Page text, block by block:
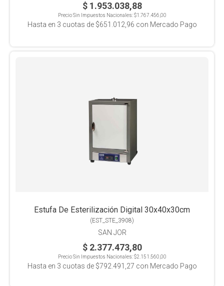
$ 1.953.038,88
Precio Sin Impuestos Nacionales:$1.767.456,00
Hasta en 3 cuotas de $651.012,96 con Mercado Pago
Estufa De Esterilización Digital 30x40x30cm
(EST_STE_3908)
SAN JOR
$ 2.377.473,80
Precio Sin Impuestos Nacionales:$2.151.560,00
Hasta en 3 cuotas de $792.491,27 con Mercado Pago